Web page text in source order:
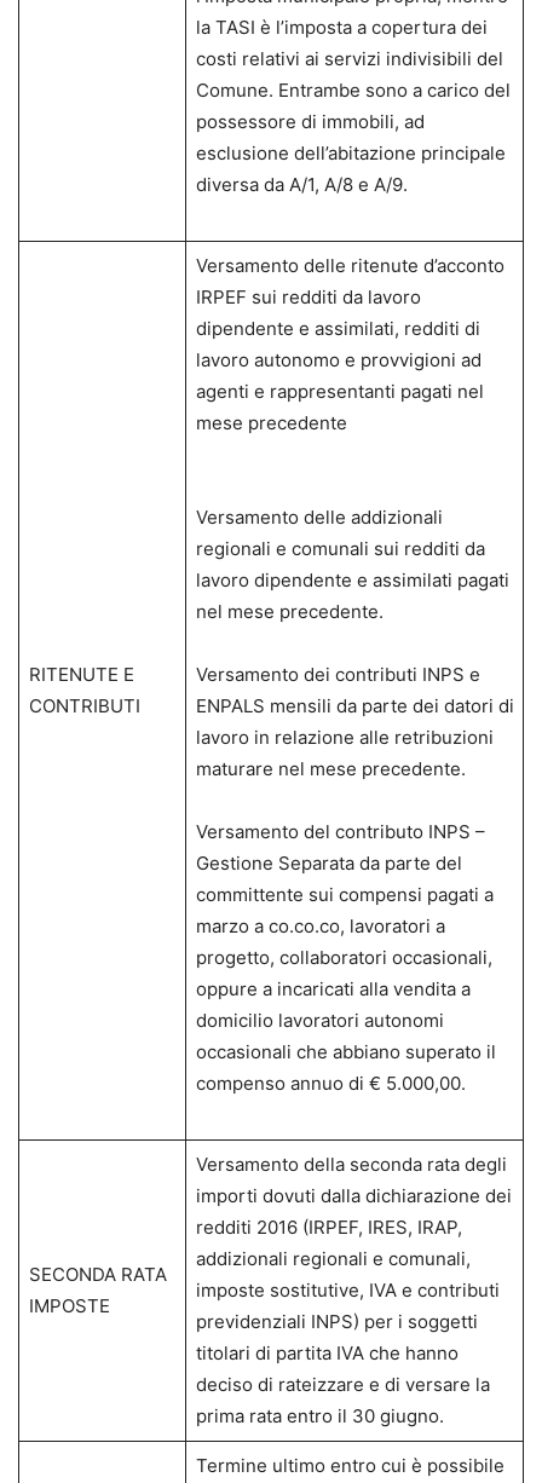
la TASI è l’imposta a copertura dei
costi relativi ai servizi indivisibili del
Comune. Entrambe sono a carico del
possessore di immobili, ad
esclusione dell’abitazione principale
diversa da A/1, A/8 e A/9.
RITENUTE E
CONTRIBUTI
Versamento delle ritenute d’acconto
IRPEF sui redditi da lavoro
dipendente e assimilati, redditi di
lavoro autonomo e provvigioni ad
agenti e rappresentanti pagati nel
mese precedente
Versamento delle addizionali
regionali e comunali sui redditi da
lavoro dipendente e assimilati pagati
nel mese precedente.
Versamento dei contributi INPS e
ENPALS mensili da parte dei datori di
lavoro in relazione alle retribuzioni
maturare nel mese precedente.
Versamento del contributo INPS –
Gestione Separata da parte del
committente sui compensi pagati a
marzo a co.co.co, lavoratori a
progetto, collaboratori occasionali,
oppure a incaricati alla vendita a
domicilio lavoratori autonomi
occasionali che abbiano superato il
compenso annuo di € 5.000,00.
SECONDA RATA
IMPOSTE
Versamento della seconda rata degli
importi dovuti dalla dichiarazione dei
redditi 2016 (IRPEF, IRES, IRAP,
addizionali regionali e comunali,
imposte sostitutive, IVA e contributi
previdenziali INPS) per i soggetti
titolari di partita IVA che hanno
deciso di rateizzare e di versare la
prima rata entro il 30 giugno.
Termine ultimo entro cui è possibile